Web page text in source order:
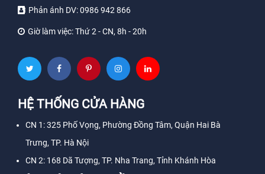
Quy trình làm việc rõ ràng, minh bạch
Sửa đúng bệnh, không giữ máy khách với những lỗi
đơn giản
Khách hàng sẽ được đền bù nếu phát hiện ra cửa
hàng thay đồ
Phản ánh DV:0986 942 866
Giờ làm việc:Thứ 2 - CN, 8h - 20h
HỆ THỐNG CỬA HÀNG
CN 1: 325 Phố Vọng, Phường Đồng Tâm, Quận Hai Bà
Trưng, TP. Hà Nội
CN 2: 168 Dã Tượng, TP. Nha Trang, Tỉnh Khánh Hòa